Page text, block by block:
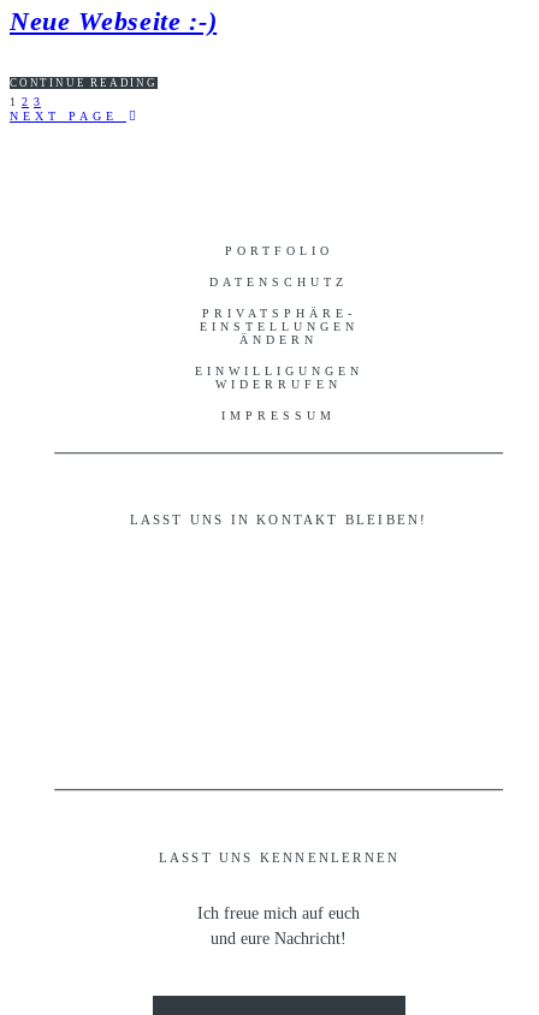
Neue Webseite :-)
CONTINUE READING
1 2 3
NEXT PAGE
PORTFOLIO
DATENSCHUTZ
PRIVATSPHÄRE-
EINSTELLUNGEN
ÄNDERN
EINWILLIGUNGEN
WIDERRUFEN
IMPRESSUM
LASST UNS KENNENLERNEN
LASST UNS IN KONTAKT BLEIBEN!
Ich freue mich auf euch
und eure Nachricht!